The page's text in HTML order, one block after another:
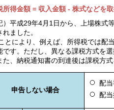
得金額 = 収入金額 - 株式などを取
）平成29年4月1日から、上場株式
ました。
とにより、例えば、所得税では配
です。ただし、異なる課税方式を
た、納税通知書の到達後は課税方式
申告しない場合
配
配